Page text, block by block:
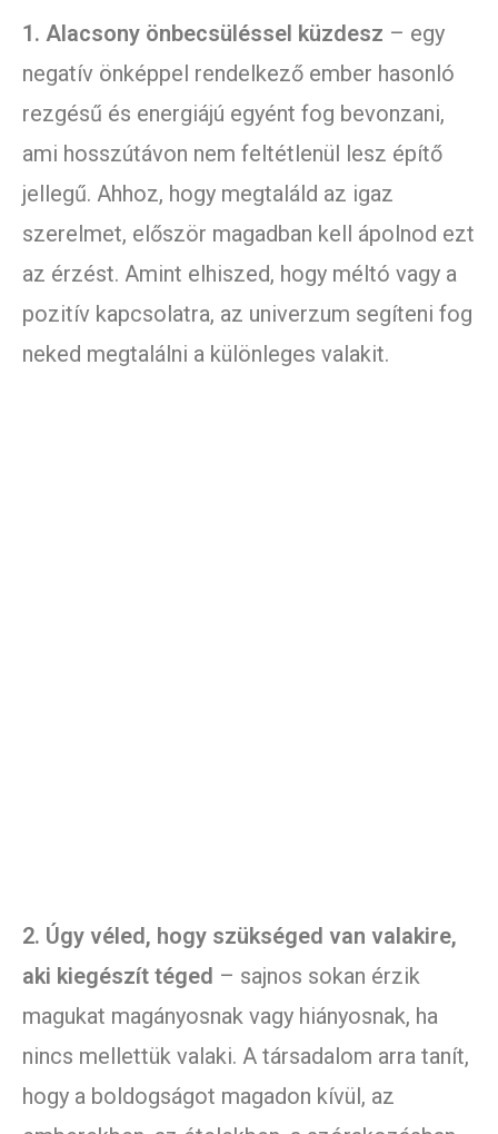
1. Alacsony önbecsüléssel küzdesz – egy
negatív önképpel rendelkező ember hasonló
rezgésű és energiájú egyént fog bevonzani,
ami hosszútávon nem feltétlenül lesz építő
jellegű. Ahhoz, hogy megtaláld az igaz
szerelmet, először magadban kell ápolnod ezt
az érzést. Amint elhiszed, hogy méltó vagy a
pozitív kapcsolatra, az univerzum segíteni fog
neked megtalálni a különleges valakit.
2. Úgy véled, hogy szükséged van valakire,
aki kiegészít téged – sajnos sokan érzik
magukat magányosnak vagy hiányosnak, ha
nincs mellettük valaki. A társadalom arra tanít,
hogy a boldogságot magadon kívül, az